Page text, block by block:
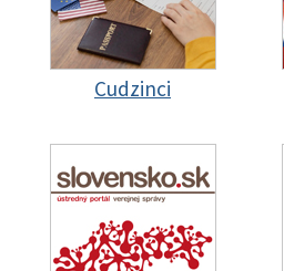
Cudzinci